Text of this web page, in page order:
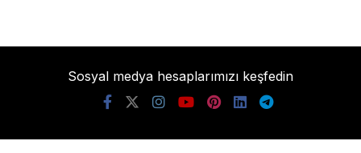
Sosyal medya hesaplarımızı keşfedin